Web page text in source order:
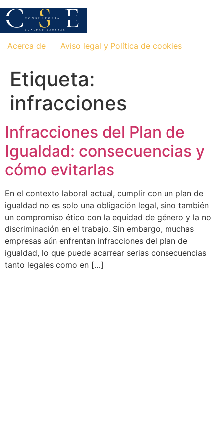
Saltar
contenido
Acerca de
Aviso legal y Política de cookies
Etiqueta:
infracciones
Infracciones del Plan de
Igualdad: consecuencias y
cómo evitarlas
En el contexto laboral actual, cumplir con un plan de
igualdad no es solo una obligación legal, sino también
un compromiso ético con la equidad de género y la no
discriminación en el trabajo. Sin embargo, muchas
empresas aún enfrentan infracciones del plan de
igualdad, lo que puede acarrear serias consecuencias
tanto legales como en […]